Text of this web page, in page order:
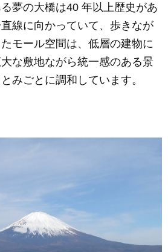
夢の大橋は40 年以上歴史があ
線に向かっていて、歩きなが
モール空間は、低層の建物に
な敷地ながら統一感のある景
みごとに調和しています。